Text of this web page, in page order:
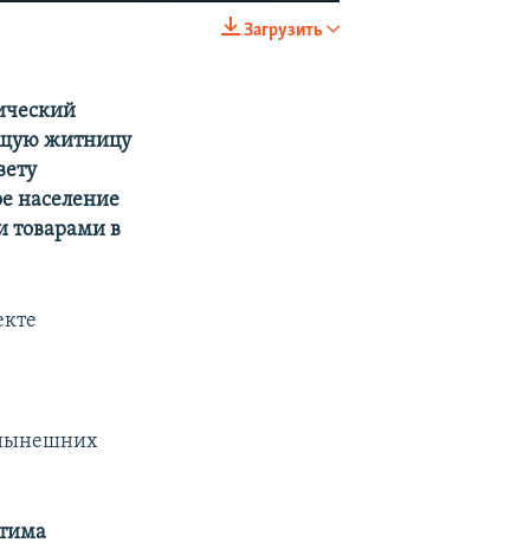
SHARE
Загрузить
житницу
население
товарами в